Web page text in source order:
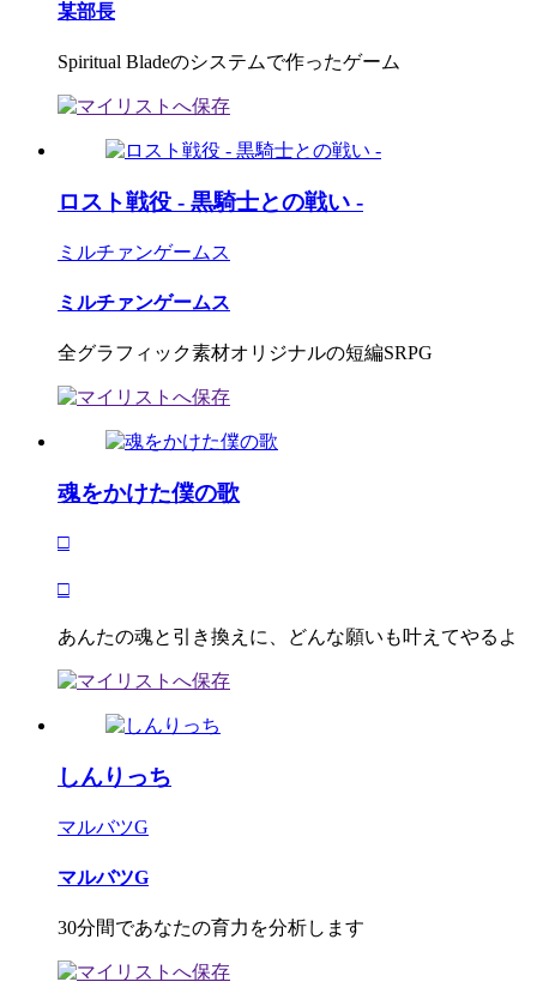
某部長
Spiritual Bladeのシステムで作ったゲーム
ロスト戦役 - 黒騎士との戦い -
ミルチァンゲームス
ミルチァンゲームス
全グラフィック素材オリジナルの短編SRPG
魂をかけた僕の歌
□
□
あんたの魂と引き換えに、どんな願いも叶えてやるよ
しんりっち
マルバツG
マルバツG
30分間であなたの育力を分析します